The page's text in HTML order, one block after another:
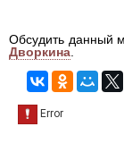
Обсудить данный
Дворкина